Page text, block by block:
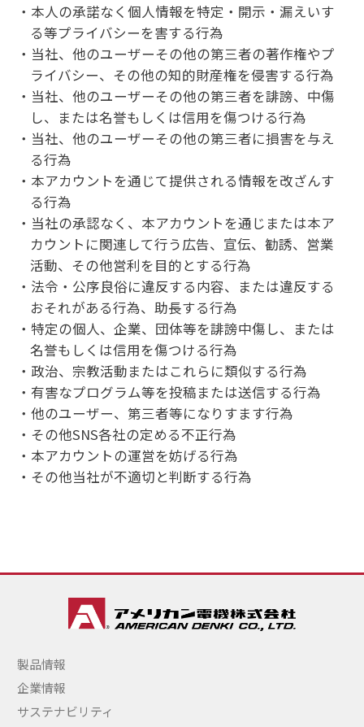
本人の承諾なく個人情報を特定・開示・漏えいす
る等プライバシーを害する行為
当社、他のユーザーその他の第三者の著作権やプ
ライバシー、その他の知的財産権を侵害する行為
当社、他のユーザーその他の第三者を誹謗、中傷
し、または名誉もしくは信用を傷つける行為
当社、他のユーザーその他の第三者に損害を与え
る行為
本アカウントを通じて提供される情報を改ざんす
る行為
当社の承認なく、本アカウントを通じまたは本ア
カウントに関連して行う広告、宣伝、勧誘、営業
活動、その他営利を目的とする行為
法令・公序良俗に違反する内容、または違反する
おそれがある行為、助長する行為
特定の個人、企業、団体等を誹謗中傷し、または
名誉もしくは信用を傷つける行為
政治、宗教活動またはこれらに類似する行為
有害なプログラム等を投稿または送信する行為
他のユーザー、第三者等になりすます行為
その他SNS各社の定める不正行為
本アカウントの運営を妨げる行為
その他当社が不適切と判断する行為
製品情報
企業情報
サステナビリティ